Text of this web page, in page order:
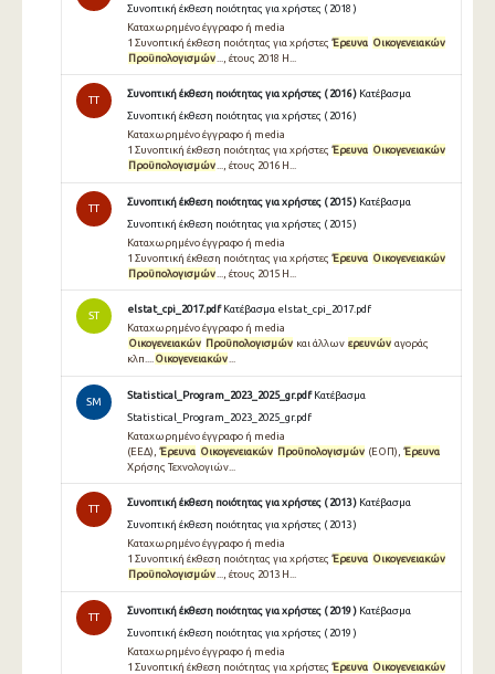
Συνοπτική έκθεση ποιότητας για χρήστες ( 2018 )
Καταχωρημένο έγγραφο ή media
1 Συνοπτική έκθεση ποιότητας για χρήστες Έρευνα Οικογενειακών
Προϋπολογισμών ..., έτους 2018 H...
TT
Συνοπτική έκθεση ποιότητας για χρήστες ( 2016 ) Κατέβασμα
Συνοπτική έκθεση ποιότητας για χρήστες ( 2016 )
Καταχωρημένο έγγραφο ή media
1 Συνοπτική έκθεση ποιότητας για χρήστες Έρευνα Οικογενειακών
Προϋπολογισμών..., έτους 2016 H...
TT
Συνοπτική έκθεση ποιότητας για χρήστες ( 2015 ) Κατέβασμα
Συνοπτική έκθεση ποιότητας για χρήστες ( 2015 )
Καταχωρημένο έγγραφο ή media
1 Συνοπτική έκθεση ποιότητας για χρήστες Έρευνα Οικογενειακών
Προϋπολογισμών ..., έτους 2015 H...
ST
elstat_cpi_2017.pdf Κατέβασμα elstat_cpi_2017.pdf
Καταχωρημένο έγγραφο ή media
Οικογενειακών Προϋπολογισμών και άλλων ερευνών αγοράς
κλπ.... Οικογενειακών...
SM
Statistical_Program_2023_2025_gr.pdf Κατέβασμα
Statistical_Program_2023_2025_gr.pdf
Καταχωρημένο έγγραφο ή media
(ΕΕΔ), Έρευνα Οικογενειακών Προϋπολογισμών (ΕΟΠ), Έρευνα
Χρήσης Τεχνολογιών...
TT
Συνοπτική έκθεση ποιότητας για χρήστες ( 2013 ) Κατέβασμα
Συνοπτική έκθεση ποιότητας για χρήστες ( 2013 )
Καταχωρημένο έγγραφο ή media
1 Συνοπτική έκθεση ποιότητας για χρήστες Έρευνα Οικογενειακών
Προϋπολογισμών..., έτους 2013 H...
TT
Συνοπτική έκθεση ποιότητας για χρήστες ( 2019 ) Κατέβασμα
Συνοπτική έκθεση ποιότητας για χρήστες ( 2019 )
Καταχωρημένο έγγραφο ή media
1 Συνοπτική έκθεση ποιότητας για χρήστες Έρευνα Οικογενειακών